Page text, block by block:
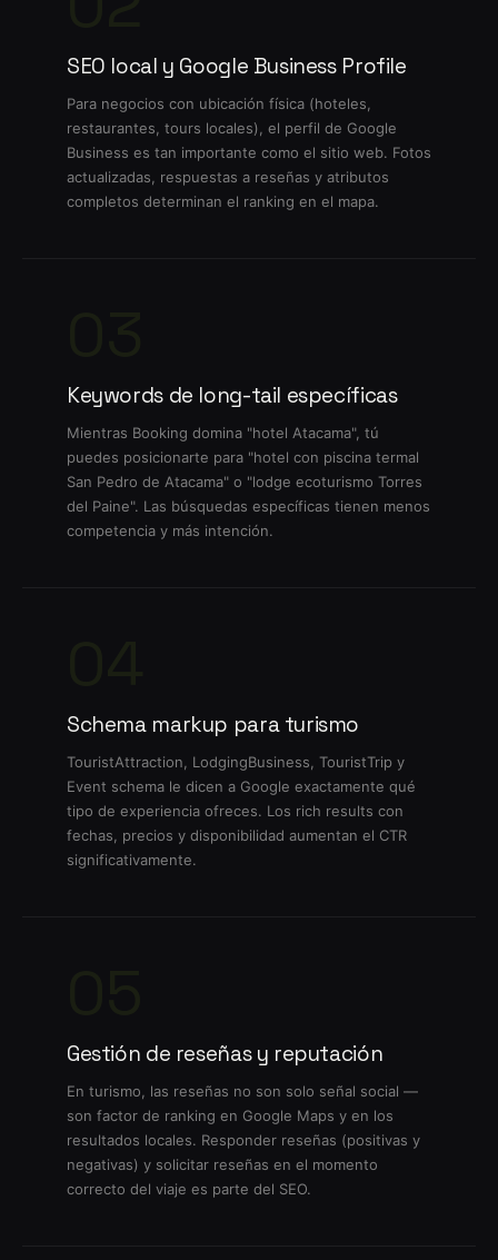
SEO local y Google Business Profile
Para negocios con ubicación física (hoteles,
restaurantes, tours locales), el perfil de Google
Business es tan importante como el sitio web. Fotos
actualizadas, respuestas a reseñas y atributos
completos determinan el ranking en el mapa.
Keywords de long-tail específicas
Mientras Booking domina "hotel Atacama", tú
puedes posicionarte para "hotel con piscina termal
San Pedro de Atacama" o "lodge ecoturismo Torres
del Paine". Las búsquedas específicas tienen menos
competencia y más intención.
Schema markup para turismo
TouristAttraction, LodgingBusiness, TouristTrip y
Event schema le dicen a Google exactamente qué
tipo de experiencia ofreces. Los rich results con
fechas, precios y disponibilidad aumentan el CTR
significativamente.
Gestión de reseñas y reputación
En turismo, las reseñas no son solo señal social —
son factor de ranking en Google Maps y en los
resultados locales. Responder reseñas (positivas y
negativas) y solicitar reseñas en el momento
correcto del viaje es parte del SEO.